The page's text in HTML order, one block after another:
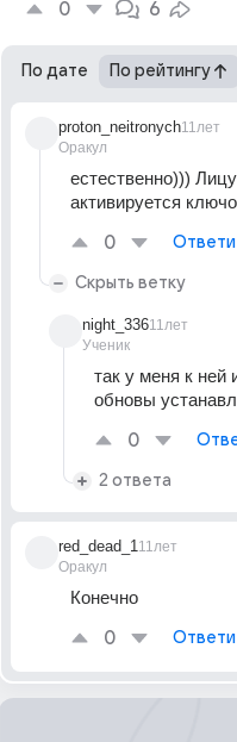
0 6
По дате По рейтингу
proton_neitronych
Оракул
11лет
естественно)))
активируется
0
Скрыть ветку
night_336
Ученик
11лет
так у меня к ней
обновы
0
2 ответа
red_dead_1
Оракул
11лет
Конечно
0